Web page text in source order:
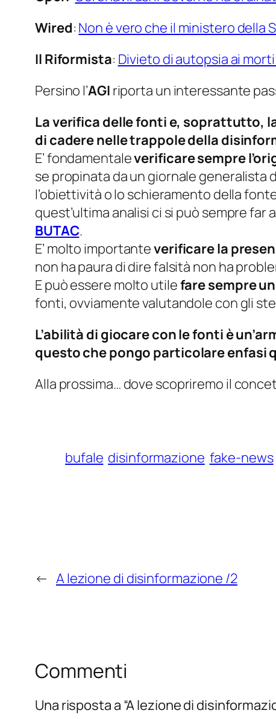
Wired: Non è vero che il ministero della
Il Riformista: Divieto di autopsia ai
Persino l’AGI riporta un interessante
La verifica delle fonti e, soprattutto,
di cadere nelle trappole della
E’ fondamentaleverificare sempre
se propinata da un giornale
l’obiettività o lo schieramento della
quest’ultima analisi ci si può sempre
BUTAC.
E’ molto importanteverificare la
non ha paura di dire falsità non ha
E può essere molto utilefare sempre
fonti, ovviamente valutandole con gli
L’abilità di giocare con le fonti è
questo che pongo particolare enfasi
Alla prossima… dove scopriremo il
bufale disinformazione fake-news
← A lezione di disinformazione /2
Commenti
Una risposta a “A lezione di